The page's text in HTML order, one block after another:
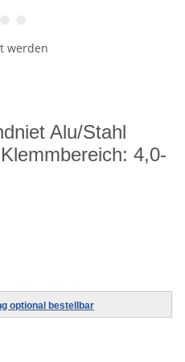
Alu/Stahl
4,0-
optional bestellbar